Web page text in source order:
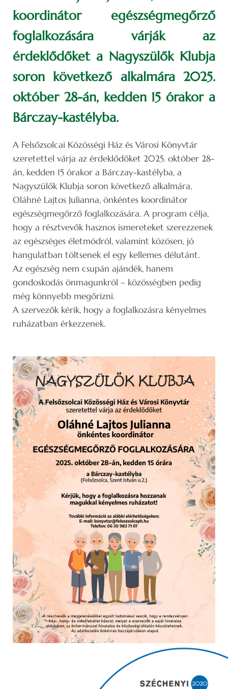
koordinátor egészségmegőrző
foglalkozására várják az
érdeklődőket a Nagyszülők Klubja
soron következő alkalmára 2025.
október 28-án, kedden 15 órakor a
Bárczay-kastélyba.
A Felsőzsolcai Közösségi Ház és Városi Könyvtár
szeretettel várja az érdeklődőket 2025. október 28-
án, kedden 15 órakor a Bárczay-kastélyba, a
Nagyszülők Klubja soron következő alkalmára,
Oláhné Lajtos Julianna, önkéntes koordinátor
egészségmegőrző foglalkozására. A program célja,
hogy a résztvevők hasznos ismereteket szerezzenek
az egészséges életmódról, valamint közösen, jó
hangulatban töltsenek el egy kellemes délutánt.
Az egészség nem csupán ajándék, hanem
gondoskodás önmagunkról – közösségben pedig
még könnyebb megőrizni.
A szervezők kérik, hogy a foglalkozásra kényelmes
ruházatban érkezzenek.